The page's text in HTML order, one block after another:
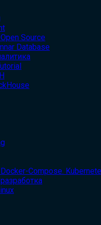
Source
Database
Compose.